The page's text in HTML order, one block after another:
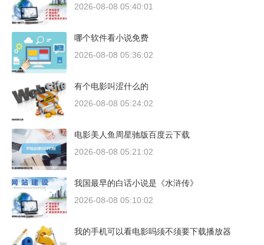
2026-08-08 05:40:01
哪个软件看小说免费
2026-08-08 05:36:02
有个电影叫涩什么的
2026-08-08 05:24:02
电影美人鱼周星驰版百度云下载
2026-08-08 05:21:02
我国最早的白话小说是《水浒传》
2026-08-08 05:10:02
我的手机可以看电影吗须不须要下载播放器